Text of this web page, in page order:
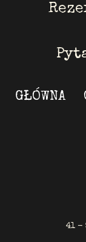
GŁÓWNA
41 -